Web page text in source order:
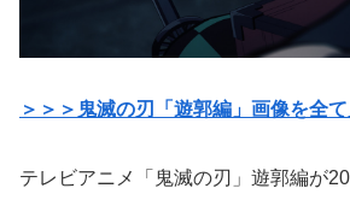
＞＞＞鬼滅の刃「遊郭編」画像を全
テレビアニメ「鬼滅の刃」遊郭編が